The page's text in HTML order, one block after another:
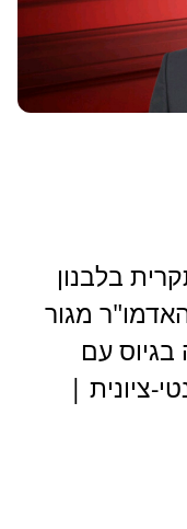
בלבנון
מגור
עם
ציונית |